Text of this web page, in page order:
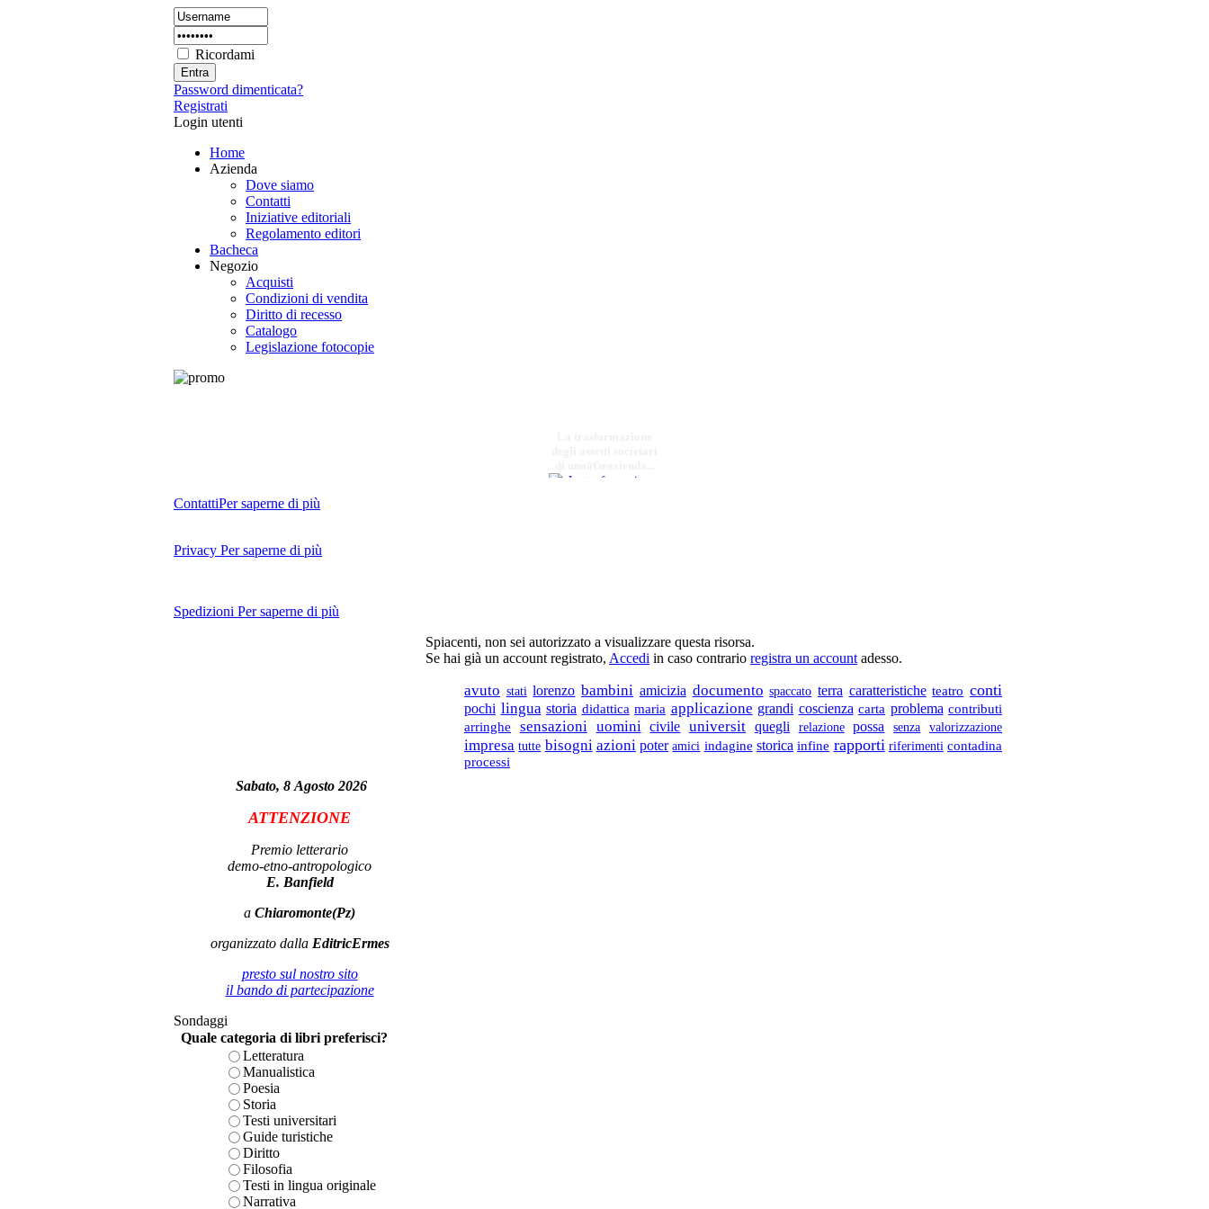
Ricordami
Password dimenticata?
Registrati
Login utenti
Home
Azienda
Dove siamo
Contatti
Iniziative editoriali
Regolamento editori
Bacheca
Negozio
Acquisti
Condizioni di vendita
Diritto di recesso
Catalogo
Legislazione fotocopie
€ 14,00
LE BELLE
€ 16,00
U dialÃƒÂ©ttÃƒÂ«
ContattiPer saperne di più
Privacy Per saperne di più
Spedizioni Per saperne di più
Sabato, 8 Agosto 2026
ATTENZIONE
Premio letterario
demo-etno-antropologico
E. Banfield
a Chiaromonte(Pz)
organizzato dalla EditricErmes
presto sul nostro sito
il bando di partecipazione
Sondaggi
Quale categoria di libri preferisci?
Letteratura
Manualistica
Poesia
Storia
Testi universitari
Guide turistiche
Diritto
Filosofia
Testi in lingua originale
Narrativa
Spiacenti, non sei autorizzato a visualizzare questa risorsa.
Se hai già un account registrato, Accedi in caso contrario registra un account adesso.
avuto stati lorenzo bambini amicizia documento spaccato terra caratteristiche teatro conti
pochi lingua storia didattica maria applicazione grandi coscienza carta problema contributi
arringhe
sensazioni uomini civile universit quegli relazione possa senza valorizzazione
impresa tutte bisogni azioni poter amici indagine storica infine rapporti riferimenti contadina
processi